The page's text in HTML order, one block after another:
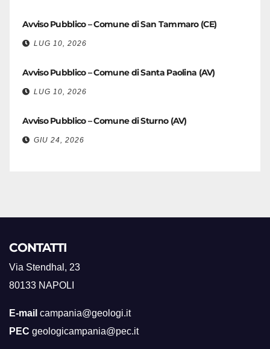
Avviso Pubblico – Comune di San Tammaro (CE)
LUG 10, 2026
Avviso Pubblico – Comune di Santa Paolina (AV)
LUG 10, 2026
Avviso Pubblico – Comune di Sturno (AV)
GIU 24, 2026
CONTATTI
Via Stendhal, 23
80133 NAPOLI
E-mail campania@geologi.it
PEC geologicampania@pec.it